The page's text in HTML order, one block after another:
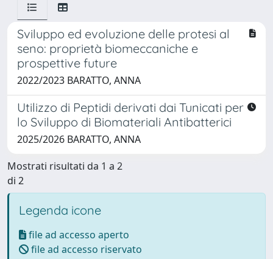
Sviluppo ed evoluzione delle protesi al
seno: proprietà biomeccaniche e
prospettive future
2022/2023 BARATTO, ANNA
Utilizzo di Peptidi derivati dai Tunicati per
lo Sviluppo di Biomateriali Antibatterici
2025/2026 BARATTO, ANNA
Mostrati risultati da 1 a 2
di 2
Legenda icone
file ad accesso aperto
file ad accesso riservato